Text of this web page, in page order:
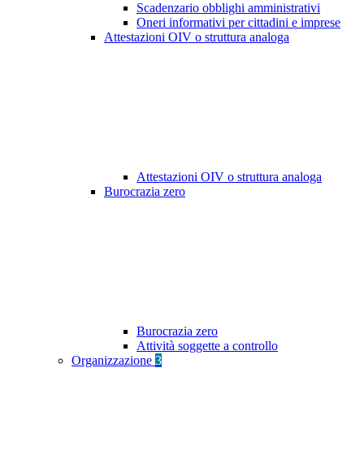
Scadenzario obblighi amministrativi
Oneri informativi per cittadini e imprese
Attestazioni OIV o struttura analoga
Attestazioni OIV o struttura analoga
Burocrazia zero
Burocrazia zero
Attività soggette a controllo
Organizzazione 3